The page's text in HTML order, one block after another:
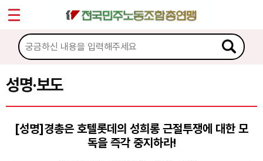
성명·보도
[성명]경총은 호텔롯데의 성희롱 근절투쟁에 대한 모
독을 즉각 중지하라!
마이페이지
소개
소식
공지사항
성명·보도
Sketchbook5, 스케치북5
Sketchbook5, 스케치북5